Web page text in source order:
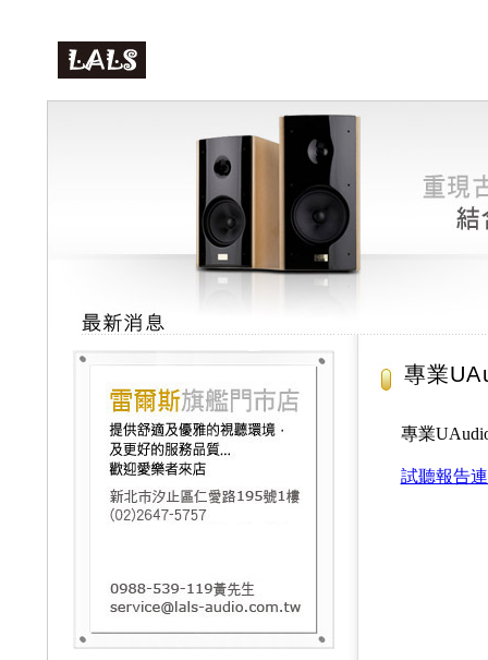
專業
專業
試聽報告